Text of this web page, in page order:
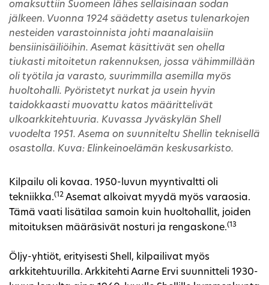
omaksuttiin Suomeen lähes sellaisinaan sodan
jälkeen. Vuonna 1924 säädetty asetus tulenarkojen
nesteiden varastoinnista johti maanalaisiin
bensiinisäiliöihin. Asemat käsittivät sen ohella
tiukasti mitoitetun rakennuksen, jossa vähimmillään
oli työtila ja varasto, suurimmilla asemilla myös
huoltohalli. Pyöristetyt nurkat ja usein hyvin
taidokkaasti muovattu katos määrittelivät
ulkoarkkitehtuuria. Kuvassa Jyväskylän Shell
vuodelta 1951. Asema on suunniteltu Shellin teknisellä
osastolla. Kuva: Elinkeinoelämän keskusarkisto.
Kilpailu oli kovaa. 1950-luvun myyntivaltti oli
tekniikka.(12 Asemat alkoivat myydä myös varaosia.
Tämä vaati lisätilaa samoin kuin huoltohallit, joiden
mitoituksen määräsivät nosturi ja rengaskone.(13
Öljy-yhtiöt, erityisesti Shell, kilpailivat myös
arkkitehtuurilla. Arkkitehti Aarne Ervi suunnitteli 1930-